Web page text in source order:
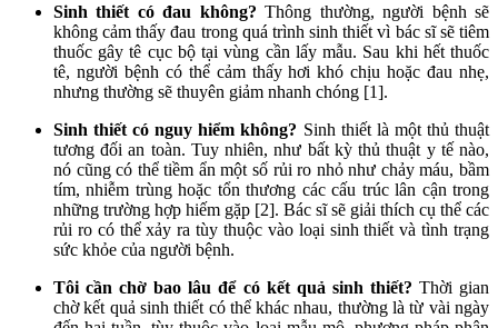
Sinh thiết có đau không? Thông thường, người bệnh sẽ
không cảm thấy đau trong quá trình sinh thiết vì bác sĩ sẽ tiêm
thuốc gây tê cục bộ tại vùng cần lấy mẫu. Sau khi hết thuốc
tê, người bệnh có thể cảm thấy hơi khó chịu hoặc đau nhẹ,
nhưng thường sẽ thuyên giảm nhanh chóng [1].
Sinh thiết có nguy hiểm không? Sinh thiết là một thủ thuật
tương đối an toàn. Tuy nhiên, như bất kỳ thủ thuật y tế nào,
nó cũng có thể tiềm ẩn một số rủi ro nhỏ như chảy máu, bầm
tím, nhiễm trùng hoặc tổn thương các cấu trúc lân cận trong
những trường hợp hiếm gặp [2]. Bác sĩ sẽ giải thích cụ thể các
rủi ro có thể xảy ra tùy thuộc vào loại sinh thiết và tình trạng
sức khỏe của người bệnh.
Tôi cần chờ bao lâu để có kết quả sinh thiết? Thời gian
chờ kết quả sinh thiết có thể khác nhau, thường là từ vài ngày